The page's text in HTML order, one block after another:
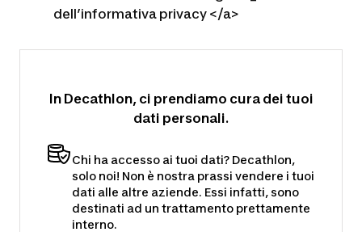
dell’informativa privacy </a>
In Decathlon, ci prendiamo cura dei tuoi
dati personali.
Chi ha accesso ai tuoi dati? Decathlon,
solo noi! Non è nostra prassi vendere i tuoi
dati alle altre aziende. Essi infatti, sono
destinati ad un trattamento prettamente
interno.